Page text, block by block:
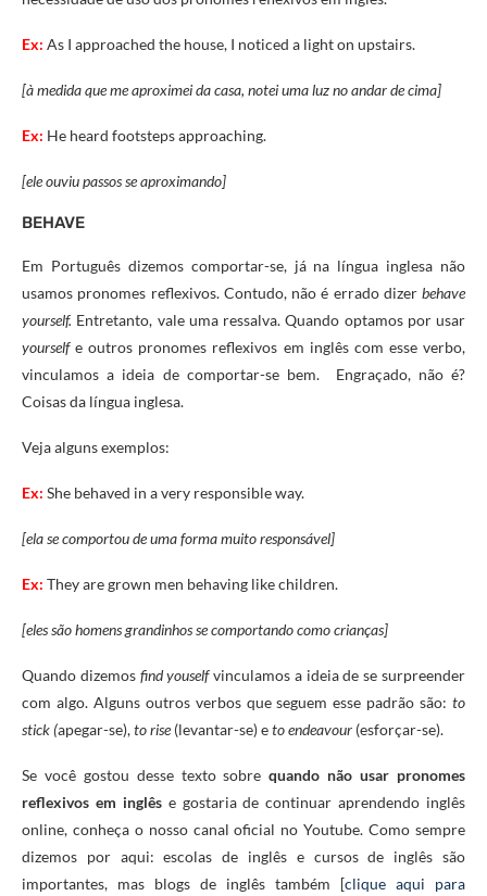
Ex: As I approached the house, I noticed a light on upstairs.
[à medida que me aproximei da casa, notei uma luz no andar de cima]
Ex: He heard footsteps approaching.
[ele ouviu passos se aproximando]
BEHAVE
Em Português dizemos comportar-se, já na língua inglesa não
usamos pronomes reflexivos. Contudo, não é errado dizer behave
yourself. Entretanto, vale uma ressalva. Quando optamos por usar
yourselfe outros pronomes reflexivos em inglês com esse verbo,
vinculamos a ideia de comportar-se bem. Engraçado, não é?
Coisas da língua inglesa.
Veja alguns exemplos:
Ex: She behaved in avery responsibleway.
[ela se comportou de uma forma muito responsável]
Ex: They are grown men behaving like children.
[eles são homens grandinhos se comportando como crianças]
Quando dizemos find youselfvinculamos a ideia de se surpreender
com algo. Alguns outros verbos que seguem esse padrão são: to
stick (apegar-se),to rise (levantar-se) eto endeavour (esforçar-se).
Se você gostou desse texto sobre quando não usar pronomes
reflexivos em inglêse gostaria de continuar aprendendo inglês
online, conheça o nosso canal oficial no Youtube. Como sempre
dizemos por aqui: escolas de inglês e cursos de inglês são
importantes, mas blogs de inglês também [clique aqui para